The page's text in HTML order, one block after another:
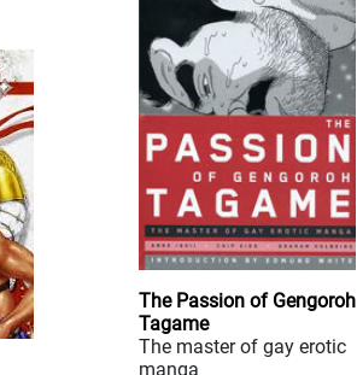
The Passion of Gengoroh
Tagame
The master of gay erotic
manga